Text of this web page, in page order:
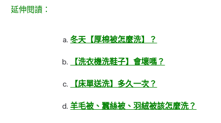
延伸閱讀：
冬天【厚棉被怎麼洗】？
【洗衣機洗鞋子】會壞嗎？
【床單送洗】多久一次？
羊毛被、蠶絲被、羽絨被該怎麼洗？